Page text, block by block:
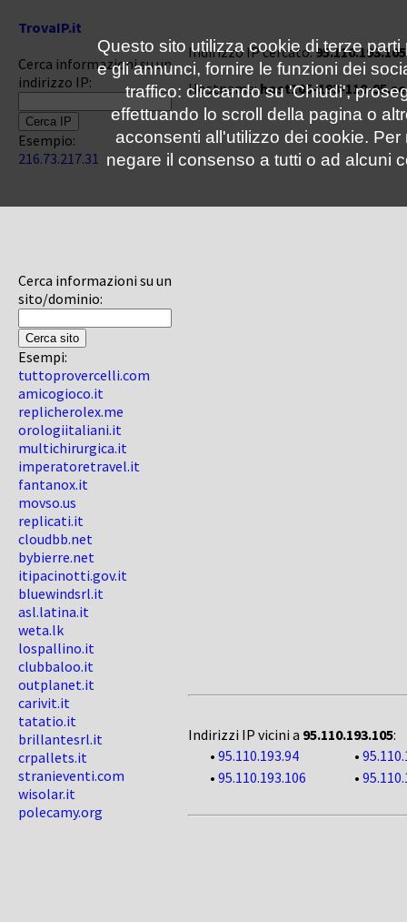
TrovaIP.it
Cerca informazioni su un
indirizzo IP:
Esempio:
216.73.217.31
Cerca informazioni su un
sito/dominio:
Esempi:
tuttoprovercelli.com
amicogioco.it
replicherolex.me
orologiitaliani.it
multichirurgica.it
imperatoretravel.it
fantanox.it
movso.us
replicati.it
cloudbb.net
bybierre.net
itipacinotti.gov.it
bluewindsrl.it
asl.latina.it
weta.lk
lospallino.it
clubbaloo.it
outplanet.it
carivit.it
tatatio.it
brillantesrl.it
crpallets.it
stranieventi.com
wisolar.it
polecamy.org
Indirizzo IP cercato:95.110.193.105
Hostname:host105-193-110-
Indirizzi IP vicini a 95.110.193.105:
• 95.110.193.94 •
• 95.110.193.106 •
Questo sito utilizza cookie di terze
e gli annunci, fornire le funzioni dei
traffico: cliccando su 'Chiudi',
effettuando lo scroll della pagina o
acconsenti all'utilizzo dei cookie.
negare il consenso a tutti o ad alcuni